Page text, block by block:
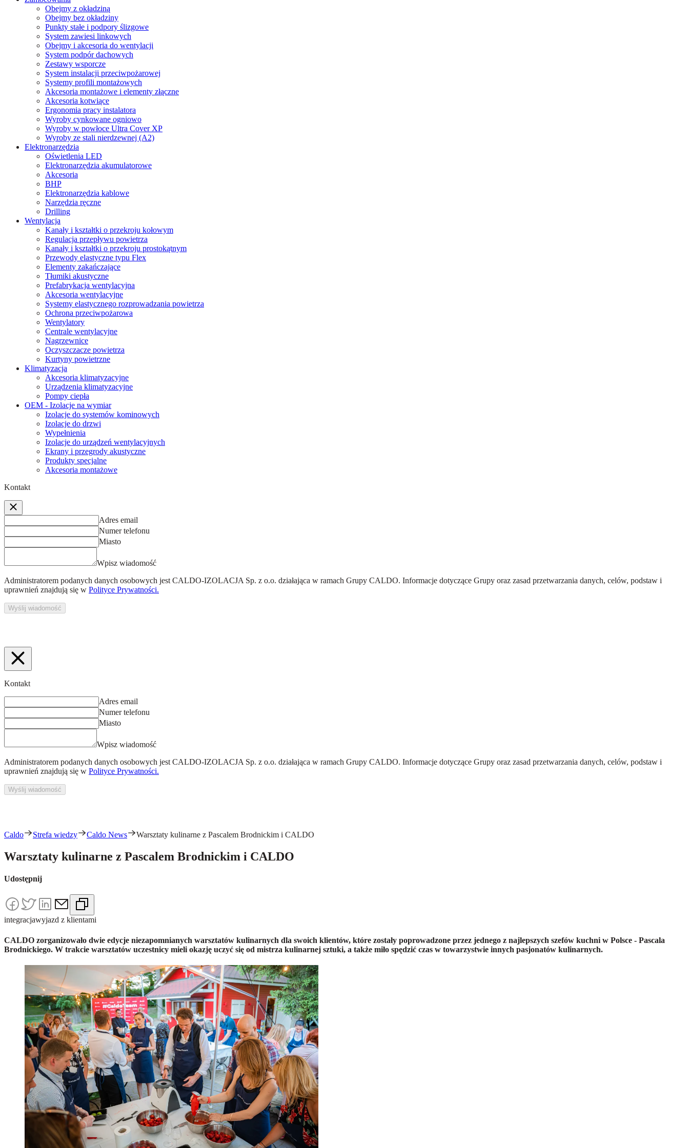
Obejmy z okładziną
Obejmy bez okładziny
Punkty stałe i podpory ślizgowe
System zawiesi linkowych
Obejmy i akcesoria do wentylacji
System podpór dachowych
Zestawy wsporcze
System instalacji przeciwpożarowej
Systemy profili montażowych
Akcesoria montażowe i elementy złączne
Akcesoria kotwiące
Ergonomia pracy instalatora
Wyroby cynkowane ogniowo
Wyroby w powłoce Ultra Cover XP
Wyroby ze stali nierdzewnej (A2)
Elektronarzędzia
Oświetlenia LED
Elektronarzędzia akumulatorowe
Akcesoria
BHP
Elektronarzędzia kablowe
Narzędzia ręczne
Drilling
Wentylacja
Kanały i kształtki o przekroju kołowym
Regulacja przepływu powietrza
Kanały i kształtki o przekroju prostokątnym
Przewody elastyczne typu Flex
Elementy zakańczające
Tłumiki akustyczne
Prefabrykacja wentylacyjna
Akcesoria wentylacyjne
Systemy elastycznego rozprowadzania powietrza
Ochrona przeciwpożarowa
Wentylatory
Centrale wentylacyjne
Nagrzewnice
Oczyszczacze powietrza
Kurtyny powietrzne
Klimatyzacja
Akcesoria klimatyzacyjne
Urządzenia klimatyzacyjne
Pompy ciepła
OEM - Izolacje na wymiar
Izolacje do systemów kominowych
Izolacje do drzwi
Wypełnienia
Izolacje do urządzeń wentylacyjnych
Ekrany i przegrody akustyczne
Produkty specjalne
Akcesoria montażowe
Kontakt
Adres email
Numer telefonu
Miasto
Wpisz wiadomość
Administratorem podanych danych osobowych jest CALDO-IZOLACJA Sp. z o.o. działająca w ramach Grupy CALDO. Informacje dotyczące Grupy oraz zasad przetwarzania danych, celów, podstaw i
uprawnień znajdują się w Polityce Prywatności.
Wyślij wiadomość
Kontakt
Adres email
Numer telefonu
Miasto
Wpisz wiadomość
Administratorem podanych danych osobowych jest CALDO-IZOLACJA Sp. z o.o. działająca w ramach Grupy CALDO. Informacje dotyczące Grupy oraz zasad przetwarzania danych, celów, podstaw i
uprawnień znajdują się w Polityce Prywatności.
Wyślij wiadomość
Caldo Strefa wiedzy Caldo News Warsztaty kulinarne z Pascalem Brodnickim i CALDO
Warsztaty kulinarne z Pascalem Brodnickim i CALDO
Udostępnij
integracjawyjazd z klientami
CALDO zorganizowało dwie edycje niezapomnianych warsztatów kulinarnych dla swoich klientów, które zostały poprowadzone przez jednego z najlepszych szefów kuchni w Polsce - Pascala
Brodnickiego. W trakcie warsztatów uczestnicy mieli okazję uczyć się od mistrza kulinarnej sztuki, a także miło spędzić czas w towarzystwie innych pasjonatów kulinarnych.